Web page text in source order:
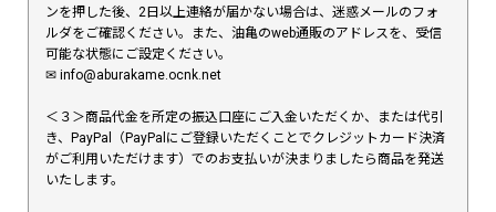
ンを押した後、2日以上連絡が届かない場合は、迷惑メールのフォ
ルダをご確認ください。また、油亀のweb通販のアドレスを、受信
可能な状態にご設定ください。
✉︎ info@aburakame.ocnk.net
＜３＞商品代金を所定の振込口座にご入金いただくか、または代引
き、PayPal（PayPalにご登録いただくことでクレジットカード決済
がご利用いただけます）でのお支払いが決まりましたら商品を発送
いたします。